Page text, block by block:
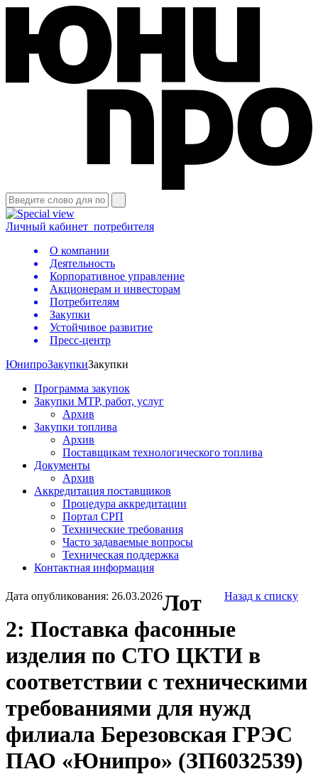
Личный кабинет потребителя
О компании
Деятельность
Корпоративное управление
Акционерам и инвесторам
Потребителям
Закупки
Устойчивое развитие
Пресс-центр
ЮнипроЗакупкиЗакупки
Программа закупок
Закупки МТР, работ, услуг
Архив
Закупки топлива
Архив
Поставщикам технологического топлива
Документы
Архив
Аккредитация поставщиков
Процедура аккредитации
Портал СРП
Технические требования
Часто задаваемые вопросы
Техническая поддержка
Контактная информация
Дата опубликования: 26.03.2026 Назад к списку
Лот
2: Поставка фасонные
изделия по СТО ЦКТИ в
соответствии с техническими
требованиями для нужд
филиала Березовская ГРЭС
ПАО «Юнипро» (ЗП6032539)